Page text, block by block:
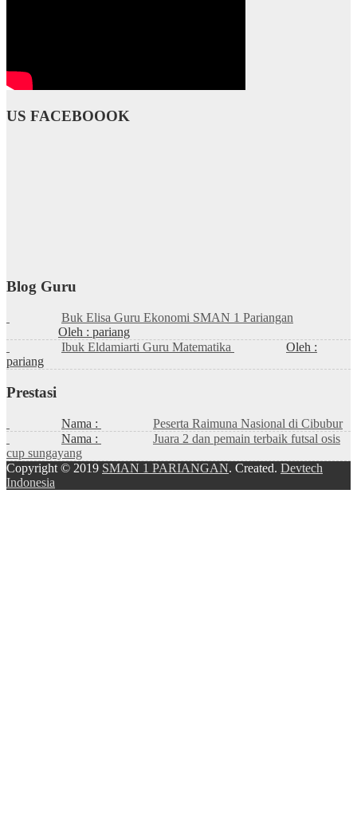
US FACEBOOOK
Blog Guru
Buk Elisa Guru Ekonomi SMAN 1 Pariangan
Oleh : pariang
Ibuk Eldamiarti Guru Matematika
Oleh :
pariang
Prestasi
Nama :
Peserta Raimuna Nasional di Cibubur
Nama :
Juara 2 dan pemain terbaik futsal osis
cup sungayang
Copyright © 2019 SMAN 1 PARIANGAN. Created. Devtech
Indonesia